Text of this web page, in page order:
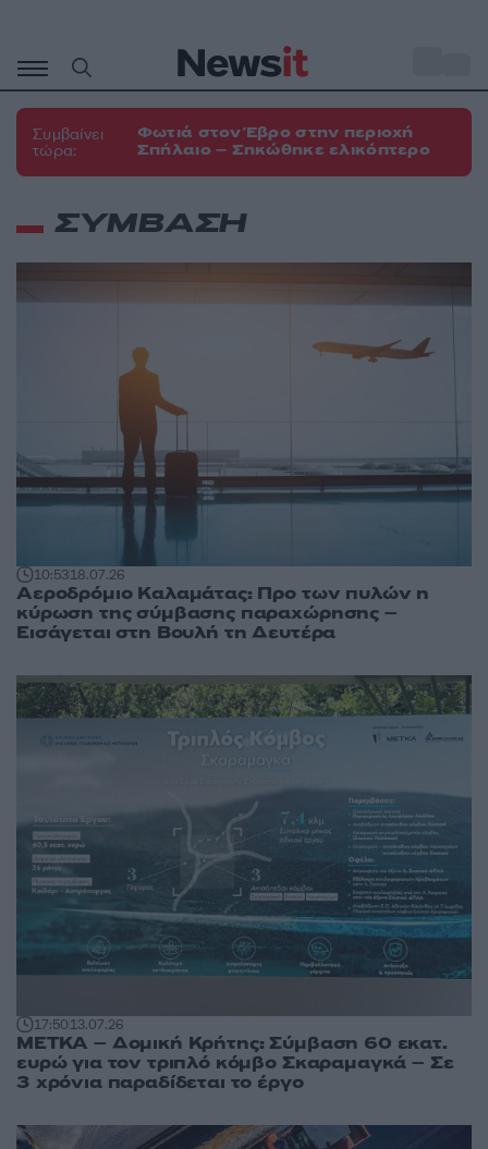
περιεχόμενο
Συμβαίνει
τώρα:
Φωτιά στον Έβρο στην περιοχή
Σπήλαιο – Σηκώθηκε ελικόπτερο
ΣΥΜΒΑΣΗ
10:5318.07.26
Αεροδρόμιο Καλαμάτας: Προ των πυλών η
κύρωση της σύμβασης παραχώρησης –
Εισάγεται στη Βουλή τη Δευτέρα
17:5013.07.26
METKA – Δομική Κρήτης: Σύμβαση 60 εκατ.
ευρώ για τον τριπλό κόμβο Σκαραμαγκά – Σε
3 χρόνια παραδίδεται το έργο